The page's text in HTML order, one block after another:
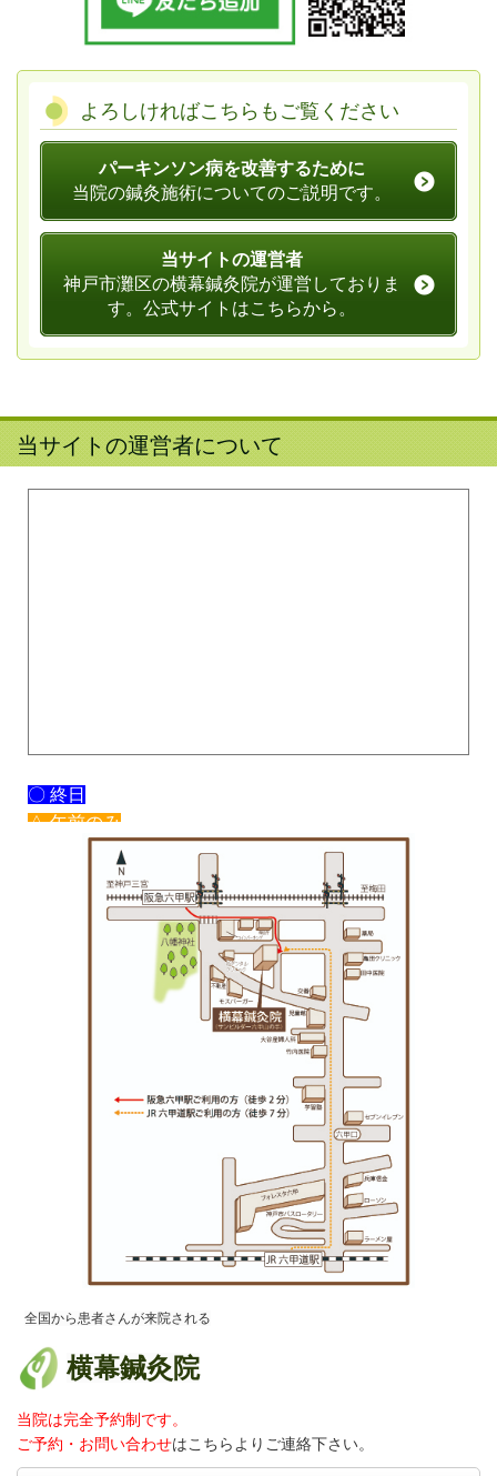
よろしければこちらもご覧ください
パーキンソン病を改善するために
当院の鍼灸施術についてのご説明です。
当サイトの運営者
神戸市灘区の横幕鍼灸院が運営しておりま
す。公式サイトはこちらから。
当サイトの運営者について
〇 終日
△ 午前のみ
全国から患者さんが来院される
横幕鍼灸院
当院は完全予約制です。
ご予約・お問い合わせはこちらよりご連絡下さい。